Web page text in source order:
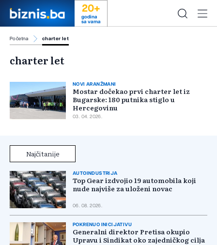
20+
godina
sa vama
Početna charter let
charter let
NOVI ARANŽMANI
Mostar dočekao prvi charter let iz
Bugarske: 180 putnika stiglo u
Hercegovinu
03. 04. 2026.
Najčitanije
AUTOINDUSTRIJA
Top Gear izdvojio 19 automobila koji
nude najviše za uloženi novac
06. 08. 2026.
POKRENUO INICIJATIVU
Generalni direktor Pretisa okupio
Upravu i Sindikat oko zajedničkog cilja